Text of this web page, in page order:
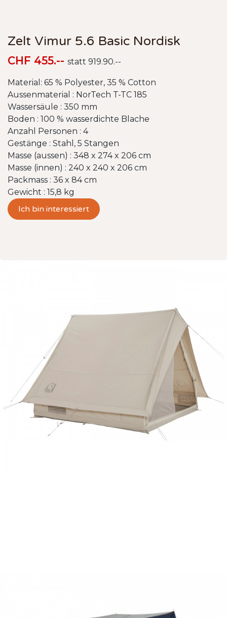
Zelt Vimur 5.6 Basic Nordisk
CHF 455.-- statt 919.90.--
Material: 65 % Polyester, 35 % Cotton
Aussenmaterial : NorTech T-TC 185
Wassersäule : 350 mm
Boden : 100 % wasserdichte Blache
Anzahl Personen : 4
Gestänge : Stahl, 5 Stangen
Masse (aussen) : 348 x 274 x 206 cm
Masse (innen) : 240 x 240 x 206 cm
Packmass : 36 x 84 cm
Gewicht : 15,8 kg
Ich bin interessiert